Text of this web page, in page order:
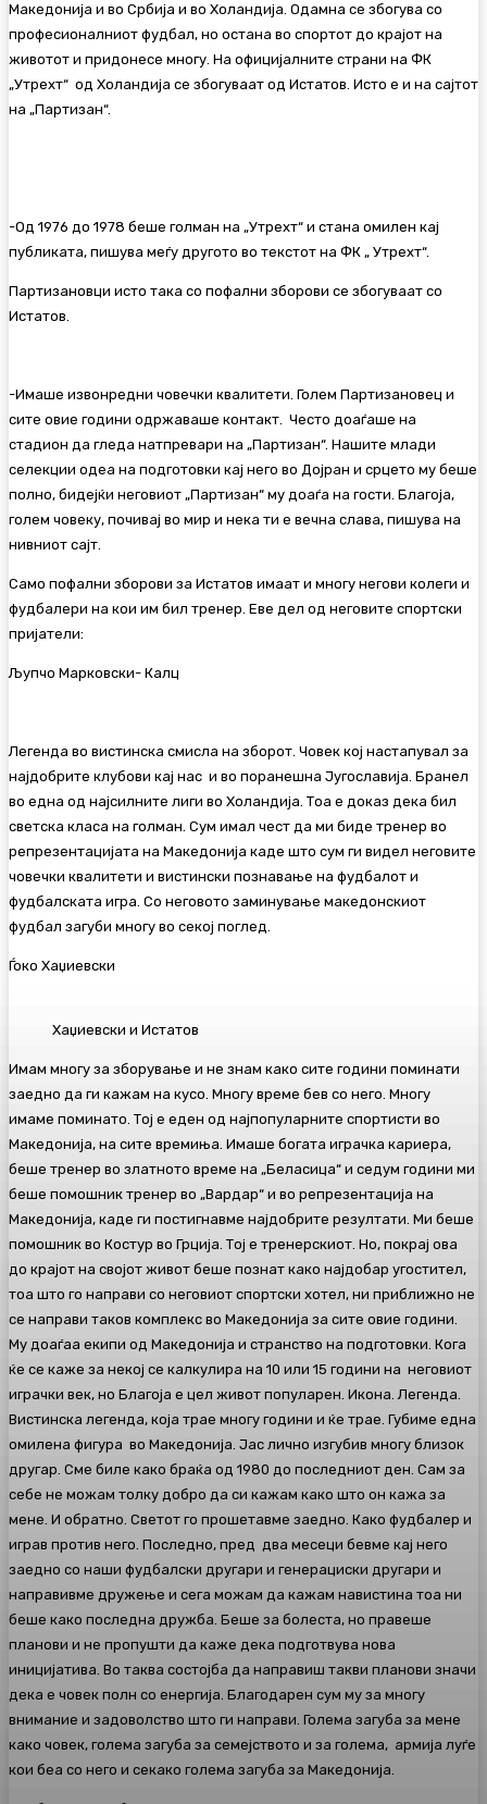
Македонија и во Србија и во Холандија. Одамна се збогува со
професионалниот фудбал, но остана во спортот до крајот на
животот и придонесе многу. На официјалните страни на ФК
„Утрехт“ од Холандија се збогуваат од Истатов. Исто е и на сајтот
на „Партизан“.
-Од 1976 до 1978 беше голман на „Утрехт“ и стана омилен кај
публиката, пишува меѓу другото во текстот на ФК „ Утрехт“.
Партизановци исто така со пофални зборови се збогуваат со
Истатов.
-Имаше извонредни човечки квалитети. Голем Партизановец и
сите овие години одржаваше контакт. Често доаѓаше на
стадион да гледа натпревари на „Партизан“. Нашите млади
селекции одеа на подготовки кај него во Дојран и срцето му беше
полно, бидејќи неговиот „Партизан“ му доаѓа на гости. Благоја,
голем човеку, почивај во мир и нека ти е вечна слава, пишува на
нивниот сајт.
Само пофални зборови за Истатов имаат и многу негови колеги и
фудбалери на кои им бил тренер. Еве дел од неговите спортски
пријатели:
Љупчо Марковски- Калц
Легенда во вистинска смисла на зборот. Човек кој настапувал за
најдобрите клубови кај нас и во поранешна Југославија. Бранел
во една од најсилните лиги во Холандија. Тоа е доказ дека бил
светска класа на голман. Сум имал чест да ми биде тренер во
репрезентацијата на Македонија каде што сум ги видел неговите
човечки квалитети и вистински познавање на фудбалот и
фудбалската игра. Со неговото заминување македонскиот
фудбал загуби многу во секој поглед.
Ѓоко Хаџиевски
Хаџиевски и Истатов
Имам многу за зборување и не знам како сите години поминати
заедно да ги кажам на кусо. Многу време бев со него. Многу
имаме поминато. Тој е еден од најпопуларните спортисти во
Македонија, на сите времиња. Имаше богата играчка кариера,
беше тренер во златното време на „Беласица“ и седум години ми
беше помошник тренер во „Вардар“ и во репрезентација на
Македонија, каде ги постигнавме најдобрите резултати. Ми беше
помошник во Костур во Грција. Тој е тренерскиот. Но, покрај ова
до крајот на својот живот беше познат како најдобар угостител,
тоа што го направи со неговиот спортски хотел, ни приближно не
се направи таков комплекс во Македонија за сите овие години.
Му доаѓаа екипи од Македонија и странство на подготовки. Кога
ќе се каже за некој се калкулира на 10 или 15 години на неговиот
играчки век, но Благоја е цел живот популарен. Икона. Легенда.
Вистинска легенда, која трае многу години и ќе трае. Губиме една
омилена фигура во Македонија. Јас лично изгубив многу близок
другар. Сме биле како браќа од 1980 до последниот ден. Сам за
себе не можам толку добро да си кажам како што он кажа за
мене. И обратно. Светот го прошетавме заедно. Како фудбалер и
играв против него. Последно, пред два месеци бевме кај него
заедно со наши фудбалски другари и генерациски другари и
направивме дружење и сега можам да кажам навистина тоа ни
беше како последна дружба. Беше за болеста, но правеше
планови и не пропушти да каже дека подготвува нова
иницијатива. Во таква состојба да направиш такви планови значи
дека е човек полн со енергија. Благодарен сум му за многу
внимание и задоволство што ги направи. Голема загуба за мене
како човек, голема загуба за семејството и за голема, армија луѓе
кои беа со него и секако голема загуба за Македонија.